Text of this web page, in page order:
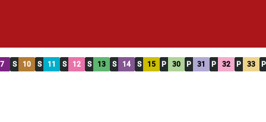
7 S 10 S 11 S 12 S 13 S 14 S 15 P 30 P 31 P 32 P 33 P